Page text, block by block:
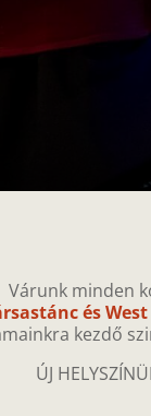
Várunk minden
és
kezdő
ÚJ